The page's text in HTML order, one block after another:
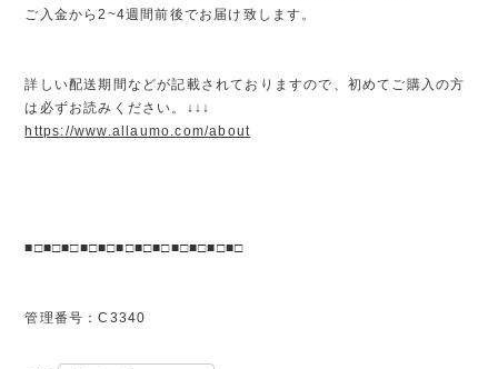
ご入金から2~4週間前後でお届け致します。
詳しい配送期間などが記載されておりますので、初めてご購入の方
は必ずお読みください。↓↓↓
https://www.allaumo.com/about
■□■□■□■□■□■□■□■□■□■□■□■□
管理番号：C3340